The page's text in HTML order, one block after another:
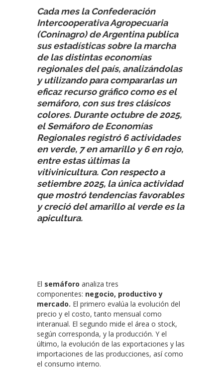
Cada mes la Confederación
Intercooperativa Agropecuaria
(Coninagro) de Argentina publica
sus estadísticas sobre la marcha
de las distintas economías
regionales del país, analizándolas
y utilizando para compararlas un
eficaz recurso gráfico como es el
semáforo, con sus tres clásicos
colores. Durante octubre de 2025,
el Semáforo de Economías
Regionales registró 6 actividades
en verde, 7 en amarillo y 6 en rojo,
entre estas últimas la
vitivinicultura. Con respecto a
setiembre 2025, la única actividad
que mostró tendencias favorables
y creció del amarillo al verde es la
apicultura.
El semáforo analiza tres
componentes: negocio, productivo y
mercado. El primero evalúa la evolución del
precio y el costo, tanto mensual como
interanual. El segundo mide el área o stock,
según corresponda, y la producción. Y el
último, la evolución de las exportaciones y las
importaciones de las producciones, así como
el consumo interno.